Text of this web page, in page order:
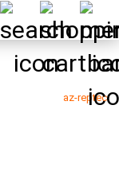
az-reptec